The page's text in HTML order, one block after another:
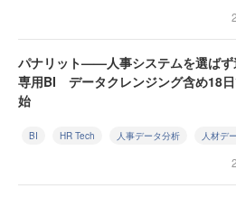
パナリット——人事システムを選ばず
専用BI データクレンジング含め18
始
BI HR Tech 人事データ分析 人材デ